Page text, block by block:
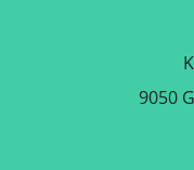
9050